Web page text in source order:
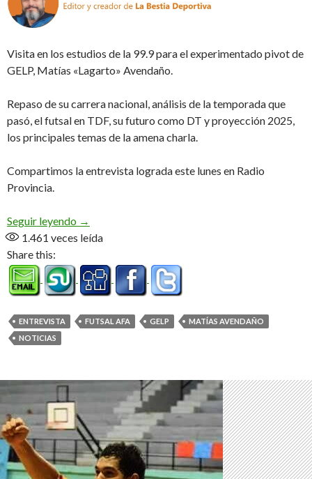
Visita en los estudios de la 99.9 para el experimentado pivot de
GELP, Matías «Lagarto» Avendaño.
Repaso de su carrera nacional, análisis de la temporada que
pasó, el futsal en TDF, su futuro como DT y proyección 2025,
los principales temas de la amena charla.
Compartimos la entrevista lograda este lunes en Radio
Provincia.
Seguir leyendo «Esta es mi cuarta temporada en el club» (Audio)
→
1.461 veces leída
Share this:
ENTREVISTA FUTSAL AFA GELP
MATÍAS AVENDAÑO
NOTICIAS